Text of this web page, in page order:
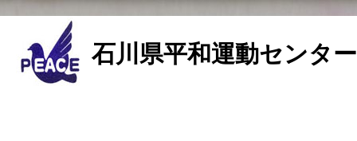
石川県平和運動センタ